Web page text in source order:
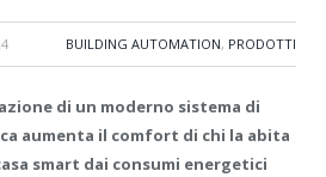
BUILDING AUTOMATION, PRODOTTI
di un moderno sistema di
aumenta il comfort di chi la abita
smart dai consumi energetici